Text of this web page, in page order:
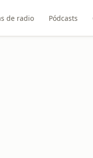
de radio Pódcasts